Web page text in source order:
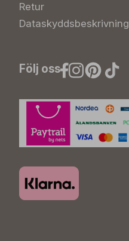
Retur
Dataskyddsbeskrivning
Följ oss